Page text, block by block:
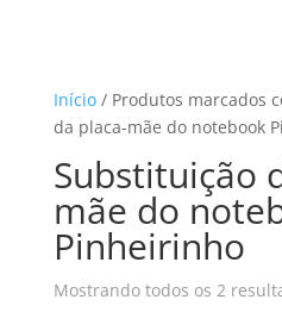
Início/ Produtos marcados
da placa-mãe do notebook
Substituição
mãe do
Pinheirinho
Mostrando todos os 2